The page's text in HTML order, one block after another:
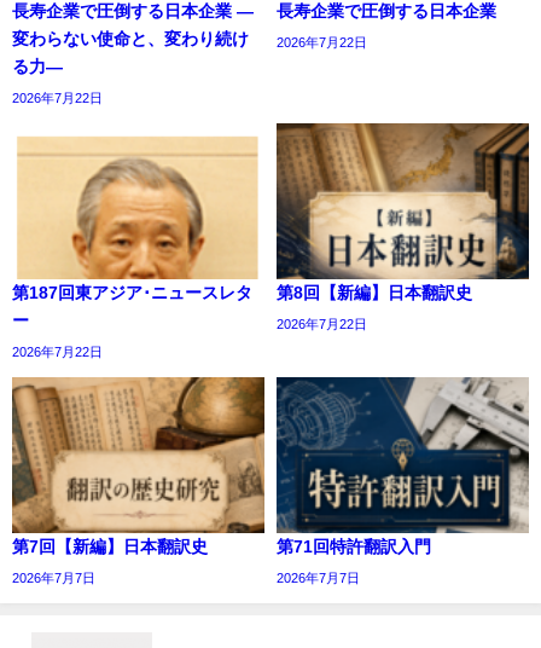
長寿企業で圧倒する日本企業 ―
変わらない使命と、変わり続け
る力―
2026年7月22日
長寿企業で圧倒する日本企業
2026年7月22日
第187回東アジア･ニュースレタ
ー
2026年7月22日
第8回【新編】日本翻訳史
2026年7月22日
第7回【新編】日本翻訳史
2026年7月7日
第71回特許翻訳入門
2026年7月7日